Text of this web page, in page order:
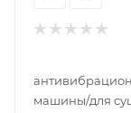
машины/для